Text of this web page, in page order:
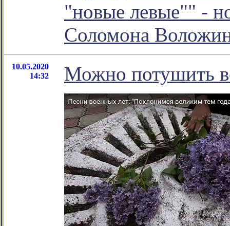
"новые левые"" -
Соломона
10.05.2020
14:32
Можно потушить